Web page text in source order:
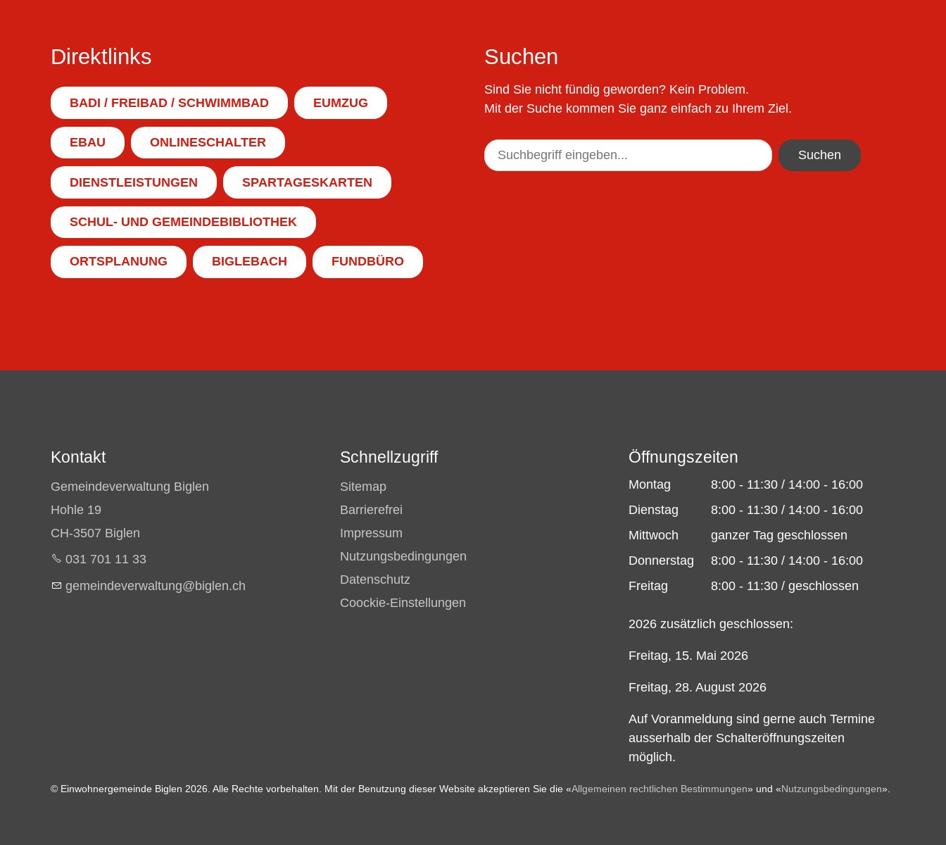
Direktlinks
BADI / FREIBAD / SCHWIMMBAD EUMZUG
EBAU ONLINESCHALTER
DIENSTLEISTUNGEN SPARTAGESKARTEN
SCHUL- UND GEMEINDEBIBLIOTHEK
ORTSPLANUNG BIGLEBACH FUNDBÜRO
Suchen
Sind Sie nicht fündig geworden? Kein Problem.
Mit der Suche kommen Sie ganz einfach zu Ihrem Ziel.
Suchen
Kontakt
Gemeindeverwaltung Biglen
Hohle 19
CH-3507 Biglen
031 701 11 33
g m nd v rw lt ng b gl n ch
Schnellzugriff
Sitemap
Barrierefrei
Impressum
Nutzungsbedingungen
Datenschutz
Coockie-Einstellungen
Öffnungszeiten
Montag
8:00 - 11:30 / 14:00 - 16:00
Dienstag
8:00 - 11:30 / 14:00 - 16:00
Mittwoch
ganzer Tag geschlossen
Donnerstag
8:00 - 11:30 / 14:00 - 16:00
Freitag
8:00 - 11:30 / geschlossen
2026 zusätzlich geschlossen:
Freitag, 15. Mai 2026
Freitag, 28. August 2026
Auf Voranmeldung sind gerne auch Termine
ausserhalb der Schalteröffnungszeiten
möglich.
© Einwohnergemeinde Biglen 2026. Alle Rechte vorbehalten. Mit der Benutzung dieser Website akzeptieren Sie die «Allgemeinen rechtlichen Bestimmungen» und «Nutzungsbedingungen».